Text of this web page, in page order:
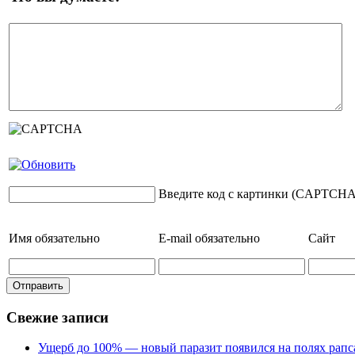
Введите код с картинки
Имя обязательно E-mail обязательно Сайт
Свежие записи
Ущерб до 100% — новый паразит появился на полях